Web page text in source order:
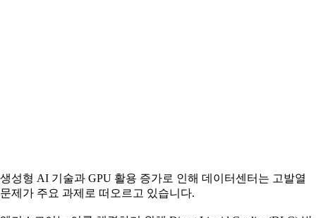
생성형 AI 기술과 GPU 활용 증가로 인해 데이터센터는 고발열
문제가 주요 과제로 떠오르고 있습니다.